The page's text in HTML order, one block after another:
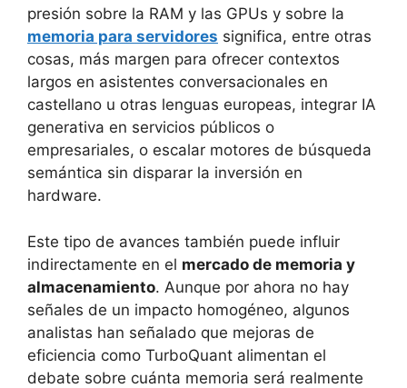
presión sobre la RAM y las GPUs y sobre la
memoria para servidores significa, entre otras
cosas, más margen para ofrecer contextos
largos en asistentes conversacionales en
castellano u otras lenguas europeas, integrar IA
generativa en servicios públicos o
empresariales, o escalar motores de búsqueda
semántica sin disparar la inversión en
hardware.
Este tipo de avances también puede influir
indirectamente en el mercado de memoria y
almacenamiento. Aunque por ahora no hay
señales de un impacto homogéneo, algunos
analistas han señalado que mejoras de
eficiencia como TurboQuant alimentan el
debate sobre cuánta memoria será realmente